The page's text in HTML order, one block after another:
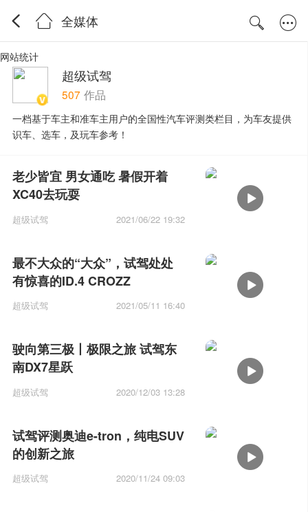
全媒体
网站统计
超级试驾
507 作品
一档基于车主和准车主用户的全国性汽车评测类栏目，为车友提供
识车、选车，及玩车参考！
老少皆宜 男女通吃 暑假开着
XC40去玩耍
超级试驾 2021/06/22 19:32
最不大众的“大众”，试驾处处
有惊喜的ID.4 CROZZ
超级试驾 2021/05/11 16:40
驶向第三极丨极限之旅 试驾东
南DX7星跃
超级试驾 2020/12/03 13:28
试驾评测奥迪e-tron，纯电SUV
的创新之旅
超级试驾 2020/11/24 09:03